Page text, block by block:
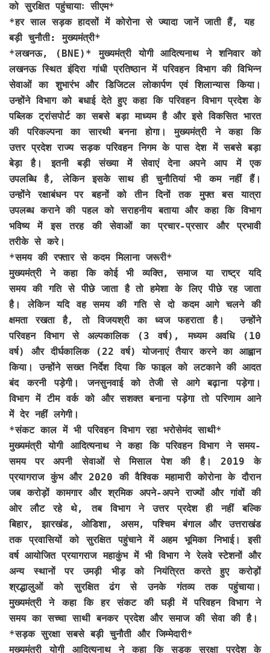
को सुरक्षित पहुंचायाः सीएम*
*हर साल सड़क हादसों में कोरोना से ज्यादा जानें जाती हैं, यह
बड़ी चुनौती: मुख्यमंत्री*
*लखनऊ, (BNE)* मुख्यमंत्री योगी आदित्यनाथ ने शनिवार को
लखनऊ स्थित इंदिरा गांधी प्रतिष्ठान में परिवहन विभाग की विभिन्न
सेवाओं का शुभारंभ और डिजिटल लोकार्पण एवं शिलान्यास किया।
उन्होंने विभाग को बधाई देते हुए कहा कि परिवहन विभाग प्रदेश के
पब्लिक ट्रांसपोर्ट का सबसे बड़ा माध्यम है और इसे विकसित भारत
की परिकल्पना का सारथी बनना होगा। मुख्यमंत्री ने कहा कि
उत्तर प्रदेश राज्य सड़क परिवहन निगम के पास देश में सबसे बड़ा
बेड़ा है। इतनी बड़ी संख्या में सेवाएं देना अपने आप में एक
उपलब्धि है, लेकिन इसके साथ ही चुनौतियां भी कम नहीं हैं।
उन्होंने रक्षाबंधन पर बहनों को तीन दिनों तक मुफ्त बस यात्रा
उपलब्ध कराने की पहल को सराहनीय बताया और कहा कि विभाग
भविष्य में इस तरह की सेवाओं का प्रचार-प्रसार और प्रभावी
तरीके से करे।
*समय की रफ्तार से कदम मिलाना जरूरी*
मुख्यमंत्री ने कहा कि कोई भी व्यक्ति, समाज या राष्ट्र यदि
समय की गति से पीछे जाता है तो हमेशा के लिए पीछे रह जाता
है। लेकिन यदि वह समय की गति से दो कदम आगे चलने की
क्षमता रखता है, तो विजयश्री का ध्वज फहराता है। उन्होंने
परिवहन विभाग से अल्पकालिक (3 वर्ष), मध्यम अवधि (10
वर्ष) और दीर्घकालिक (22 वर्ष) योजनाएं तैयार करने का आह्वान
किया। उन्होंने सख्त निर्देश दिया कि फाइल को लटकाने की आदत
बंद करनी पड़ेगी। जनसुनवाई को तेजी से आगे बढ़ाना पड़ेगा।
विभाग में टीम वर्क को और सशक्त बनाना पड़ेगा तो परिणाम आने
में देर नहीं लगेगी।
*संकट काल में भी परिवहन विभाग रहा भरोसेमंद साथी*
मुख्यमंत्री योगी आदित्यनाथ ने कहा कि परिवहन विभाग ने समय-
समय पर अपनी सेवाओं से मिसाल पेश की है। 2019 के
प्रयागराज कुंभ और 2020 की वैश्विक महामारी कोरोना के दौरान
जब करोड़ों कामगार और श्रमिक अपने-अपने राज्यों और गांवों की
ओर लौट रहे थे, तब विभाग ने उत्तर प्रदेश ही नहीं बल्कि
बिहार, झारखंड, ओडिशा, असम, पश्चिम बंगाल और उत्तराखंड
तक प्रवासियों को सुरक्षित पहुंचाने में अहम भूमिका निभाई। इसी
वर्ष आयोजित प्रयागराज महाकुंभ में भी विभाग ने रेलवे स्टेशनों और
अन्य स्थानों पर उमड़ी भीड़ को नियंत्रित करते हुए करोड़ों
श्रद्धालुओं को सुरक्षित ढंग से उनके गंतव्य तक पहुंचाया।
मुख्यमंत्री ने कहा कि हर संकट की घड़ी में परिवहन विभाग ने
समय का सच्चा साथी बनकर प्रदेश और समाज की सेवा की है।
*सड़क सुरक्षा सबसे बड़ी चुनौती और जिम्मेदारी*
मुख्यमंत्री योगी आदित्यनाथ ने कहा कि सड़क सुरक्षा प्रदेश के